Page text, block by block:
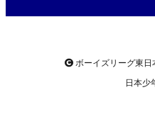
ボーイズリーグ東日
日本少